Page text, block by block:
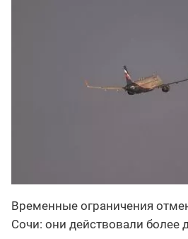
Временные ограничения
Сочи: они действовали более